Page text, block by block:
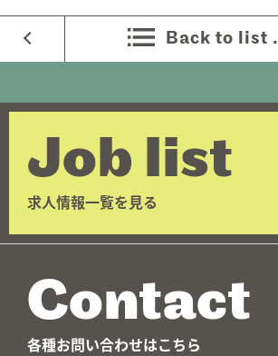
Back to list .
Contact
各種お問い合わせはこちら
Job list
求人情報一覧を見る